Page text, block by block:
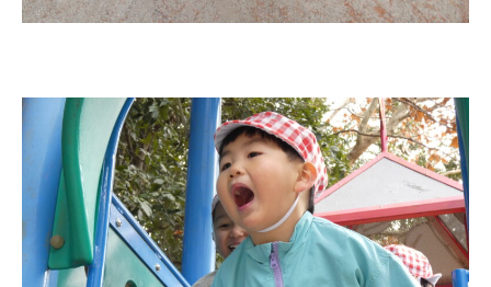
1歳・2歳親子登園［マリポサクラ
グループ施設・
関係先リンク
学校法⼈鴨⾕学園 鳳幼稚園
学校法⼈諏訪森学園 諏訪森幼稚
園